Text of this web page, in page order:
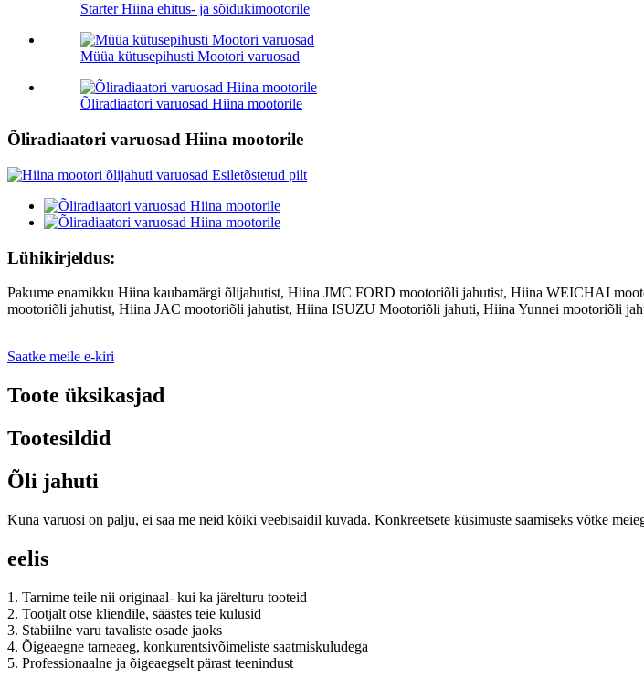
Starter Hiina ehitus- ja sõidukimootorile
Müüa kütusepihusti Mootori varuosad
Õliradiaatori varuosad Hiina mootorile
Õliradiaatori varuosad Hiina mootorile
Lühikirjeldus:
Pakume enamikku Hiina kaubamärgi õlijahutist, Hiina JMC FORD mootoriõli jahutist, Hiina WEICHAI
mootoriõli jahutist, Hiina JAC mootoriõli jahutist, Hiina ISUZU Mootoriõli jahuti, Hiina Yunnei mootoriõli
Saatke meile e-kiri
Toote üksikasjad
Tootesildid
Õli jahuti
Kuna varuosi on palju, ei saa me neid kõiki veebisaidil kuvada. Konkreetsete küsimuste saamiseks võtke
eelis
1. Tarnime teile nii originaal- kui ka järelturu tooteid
2. Tootjalt otse kliendile, säästes teie kulusid
3. Stabiilne varu tavaliste osade jaoks
4. Õigeaegne tarneaeg, konkurentsivõimeliste saatmiskuludega
5. Professionaalne ja õigeaegselt pärast teenindust